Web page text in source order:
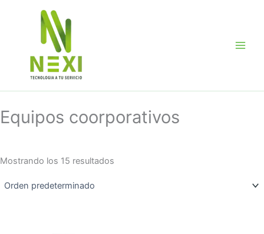
Equipos coorporativos
Mostrando los 15 resultados